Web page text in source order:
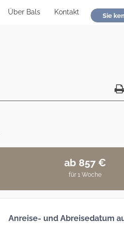
Über Bals Kontakt
ab 857 €
für 1 Woche
Anreise- und Abreisedatum